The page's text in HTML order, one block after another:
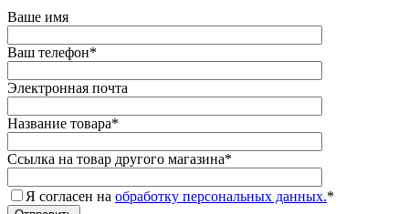
Ваше имя
Ваш телефон*
Электронная почта
Название товара*
Ссылка на товар другого магазина*
Я согласен на обработку персональных данных.*